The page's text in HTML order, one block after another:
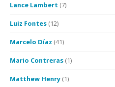
Lance Lambert (7)
Luiz Fontes (12)
Marcelo Díaz (41)
Mario Contreras (1)
Matthew Henry (1)